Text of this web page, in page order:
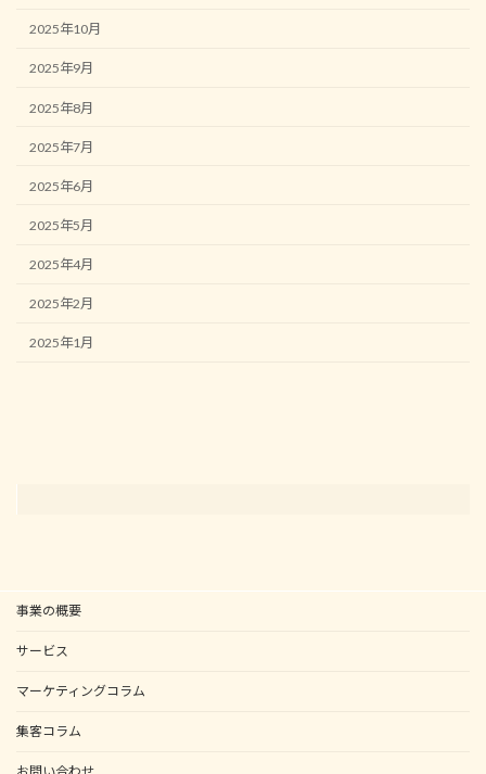
2025年10月
2025年9月
2025年8月
2025年7月
2025年6月
2025年5月
2025年4月
2025年2月
2025年1月
事業の概要
サービス
マーケティングコラム
集客コラム